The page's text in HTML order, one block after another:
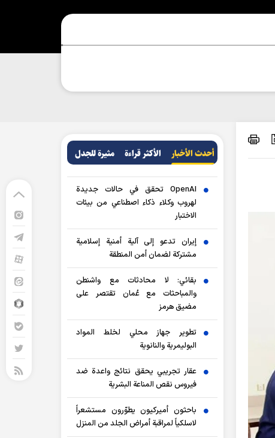
أحدث الأخبار الأکثر قراءة مثيرة للجدل
OpenAI تحقق في حالات جديدة
لهروب وكلاء ذكاء اصطناعي من بيئات
الاختبار
إيران تدعو إلى آلية أمنية إسلامية
مشتركة لضمان أمن المنطقة
بقائي: لا محادثات مع واشنطن
والمباحثات مع عُمان تقتصر على
مضيق هرمز
تطوير جهاز محلي لخلط المواد
البوليمرية والنانوية
عقار تجريبي يحقق نتائج واعدة ضد
فيروس نقص المناعة البشرية
باحثون أميركيون يطوّرون مستشعراً
لاسلكياً لمراقبة أمراض الجلد من المنزل